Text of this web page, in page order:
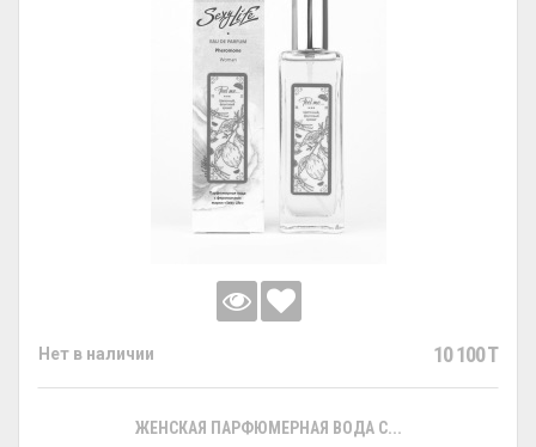
Нет в наличии 10 100 T
ЖЕНСКАЯ ПАРФЮМЕРНАЯ ВОДА С...